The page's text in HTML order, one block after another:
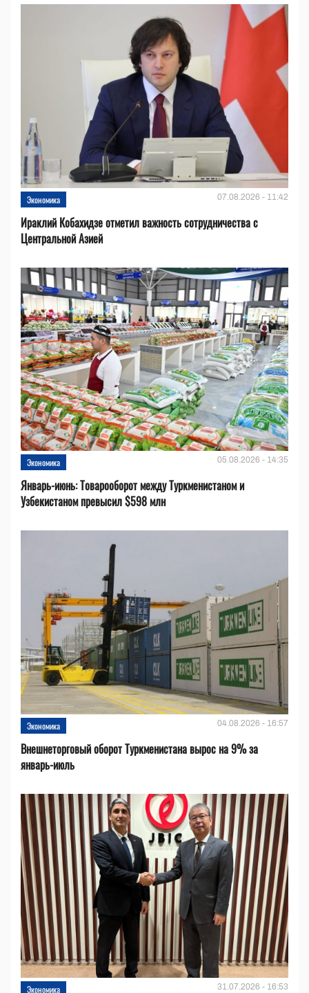
Экономика 07.08.2026 - 11:42
Ираклий Кобахидзе отметил важность сотрудничества с
Центральной Азией
Экономика 05.08.2026 - 14:35
Январь-июнь: Товарооборот между Туркменистаном и
Узбекистаном превысил $598 млн
Экономика 04.08.2026 - 16:57
Внешнеторговый оборот Туркменистана вырос на 9% за
январь-июль
Экономика 31.07.2026 - 16:53